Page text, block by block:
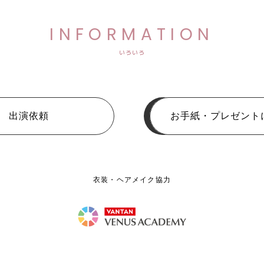
INFORMATION
いろいろ
出演依頼 お手紙・プレゼント
衣装・ヘアメイク協力